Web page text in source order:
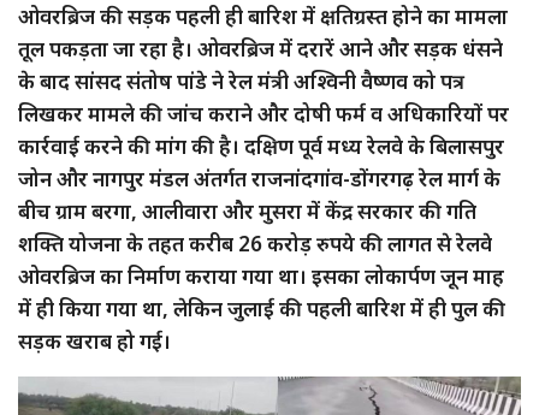
ओवरब्रिज की सड़क पहली ही बारिश में क्षतिग्रस्त होने का मामला
तूल पकड़ता जा रहा है। ओवरब्रिज में दरारें आने और सड़क धंसने
के बाद सांसद संतोष पांडे ने रेल मंत्री अश्विनी वैष्णव को पत्र
लिखकर मामले की जांच कराने और दोषी फर्म व अधिकारियों पर
कार्रवाई करने की मांग की है। दक्षिण पूर्व मध्य रेलवे के बिलासपुर
जोन और नागपुर मंडल अंतर्गत राजनांदगांव-डोंगरगढ़ रेल मार्ग के
बीच ग्राम बरगा, आलीवारा और मुसरा में केंद्र सरकार की गति
शक्ति योजना के तहत करीब 26 करोड़ रुपये की लागत से रेलवे
ओवरब्रिज का निर्माण कराया गया था। इसका लोकार्पण जून माह
में ही किया गया था, लेकिन जुलाई की पहली बारिश में ही पुल की
सड़क खराब हो गई।